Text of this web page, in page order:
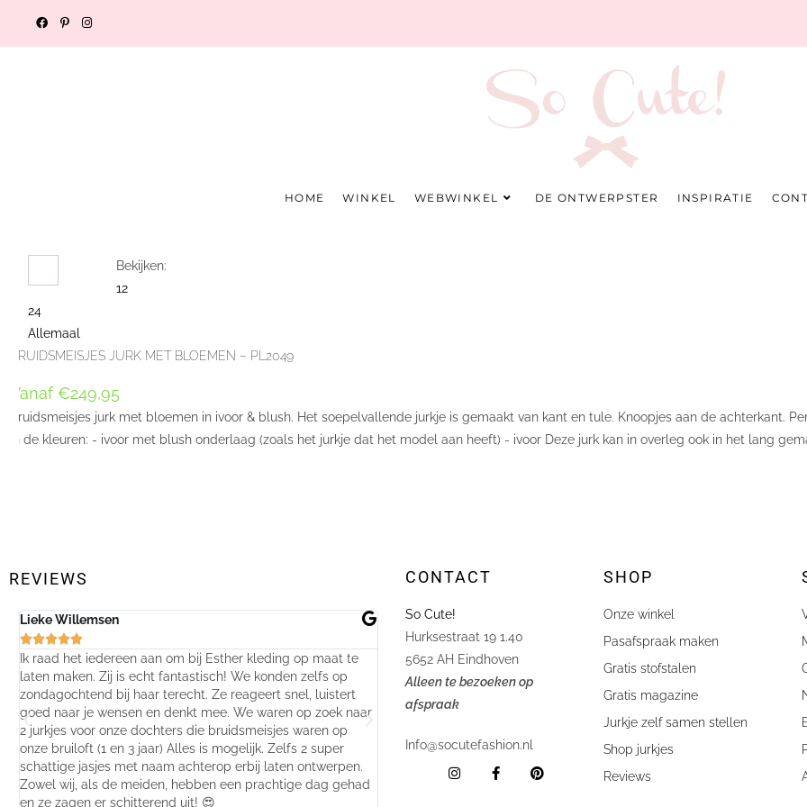
HOME WINKEL WEBWINKEL DE ONTWERPSTER INSPIRATIE
Bekijken:
12
24
Allemaal
BRUIDSMEISJES JURK MET BLOEMEN – PL2049
Vanaf€249,95
Bruidsmeisjes jurk met bloemen in ivoor & blush. Het soepelvallende jurkje is gemaakt van kant en tule. Knoopjes aan de achterkant.
in de kleuren: - ivoor met blush onderlaag (zoals het jurkje dat het model aan heeft) - ivoor Deze jurk kan in overleg ook in het lang
REVIEWS
Lieke Willemsen

Ik raad het iedereen aan om bij Esther kleding op maat te
laten maken. Zij is echt fantastisch! We konden zelfs op
zondagochtend bij haar terecht. Ze reageert snel, luistert
goed naar je wensen en denkt mee. We waren op zoek naar
2 jurkjes voor onze dochters die bruidsmeisjes waren op
onze bruiloft (1 en 3 jaar) Alles is mogelijk. Zelfs 2 super
schattige jasjes met naam achterop erbij laten ontwerpen.
Zowel wij, als de meiden, hebben een prachtige dag gehad
en ze zagen er schitterend uit! 😍
Evelien Kraayvanger

Wij hebben bij So Cute! de jurken van onze dochters laten
maken voor onze bruiloft. Esther was erg vriendelijk en
behulpzaam bij het uitkiezen/ontwerpen van de jurken en de
jurken zijn precies naar wens van ons en onze dochters
gemaakt en alles keurig volgens afspraak. Jurken zijn van
mooie kwaliteit en heel netjes afgewerkt. Onze meiden
straalden in hun mooie jurken van So Cute! en kregen veel
complimentjes over hun jurken.
Stephanie
en wens
CONTACT
So Cute!
Hurksestraat 19 1.40
5652 AH Eindhoven
Alleen te bezoeken op
afspraak
Info@socutefashion.nl
SHOP
Onze winkel
Pasafspraak maken
Gratis stofstalen
Gratis magazine
Jurkje zelf samen stellen
Shop jurkjes
Reviews